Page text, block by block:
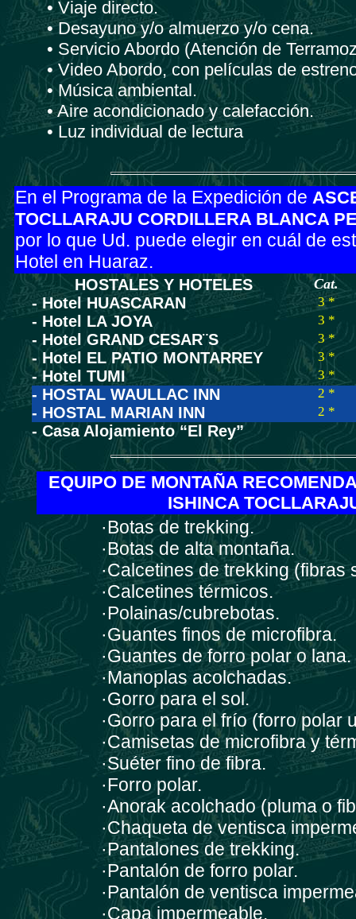
• Viaje directo.
• Desayuno y/o almuerzo y/o cena.
• Servicio Abordo (Atención de
• Video Abordo, con películas de
• Música ambiental.
• Aire acondicionado y calefacción.
• Luz individual de lectura
En el Programa de la Expedición de
TOCLLARAJU CORDILLERA BLANCA
por lo que Ud. puede elegir en cuál de
Hotel en Huaraz.
HOSTALES Y HOTELES Cat.
- Hotel HUASCARAN 3 *
- Hotel LA JOYA 3 *
- Hotel GRAND CESAR¨S 3 *
- Hotel EL PATIO MONTARREY 3 *
- Hotel TUMI 3 *
- HOSTAL WAULLAC INN 2 *
- HOSTAL MARIAN INN 2 *
- Casa Alojamiento “El Rey”
EQUIPO DE MONTAÑA
ISHINCA
·Botas de trekking.
·Botas de alta montaña.
·Calcetines de trekking (fibras
·Calcetines térmicos.
·Polainas/cubrebotas.
·Guantes finos de microfibra.
·Guantes de forro polar o lana.
·Manoplas acolchadas.
·Gorro para el sol.
·Gorro para el frío (forro polar
·Camisetas de microfibra y
·Suéter fino de fibra.
·Forro polar.
·Anorak acolchado (pluma o
·Chaqueta de ventisca
·Pantalones de trekking.
·Pantalón de forro polar.
·Pantalón de ventisca
·Capa impermeable.